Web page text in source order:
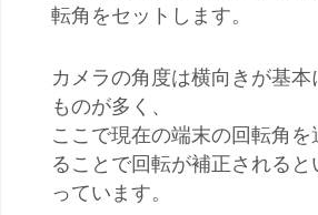
転角をセットします。
カメラの角度は横向きが基本
ものが多く、
ここで現在の端末の回転角
ることで回転が補正されると
っています。